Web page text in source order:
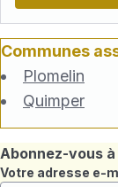
Communes
Plomelin
Quimper
Abonnez-vous
Votre adresse e-